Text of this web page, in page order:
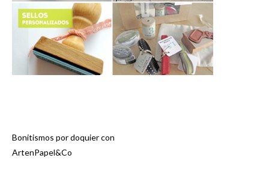
Navegación
Bonitismos por doquier con
ArtenPapel&Co